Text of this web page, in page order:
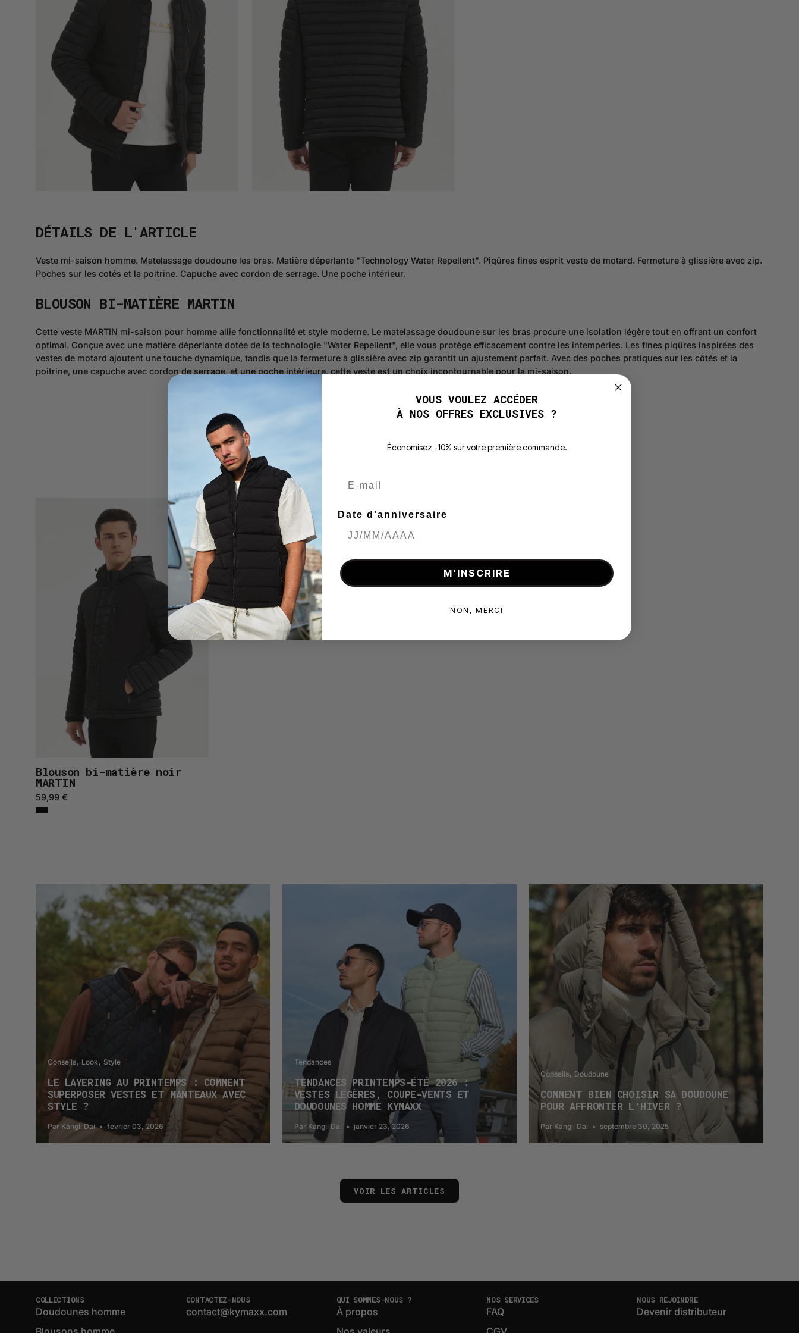
DÉTAILS DE L'ARTICLE
Veste mi-saison homme. Matelassage doudoune les bras. Matière déperlante "Technology Water Repellent". Piqûres fines esprit veste de motard. Fermeture à glissière avec zip.
Poches sur les cotés et la poitrine. Capuche avec cordon de serrage. Une poche intérieur.
BLOUSON BI-MATIÈRE MARTIN
Cette veste MARTIN mi-saison pour homme allie fonctionnalité et style moderne. Le matelassage doudoune sur les bras procure une isolation légère tout en offrant un confort
optimal. Conçue avec une matière déperlante dotée de la technologie "Water Repellent", elle vous protège efficacement contre les intempéries. Les fines piqûres inspirées des
vestes de motard ajoutent une touche dynamique, tandis que la fermeture à glissière avec zip garantit un ajustement parfait. Avec des poches pratiques sur les côtés et la
poitrine, une capuche avec cordon de serrage, et une poche intérieure, cette veste est un choix incontournable pour la mi-saison.
bi
-
matière
MARTIN
Blouson bi-matière noir
MARTIN
59,99 €
Conseils Look Style
LE LAYERING AU PRINTEMPS : COMMENT
SUPERPOSER VESTES ET MANTEAUX AVEC
STYLE ?
Par Kangli Dai février 03, 2026
Tendances
TENDANCES PRINTEMPS-ÉTÉ 2026 :
VESTES LÉGÈRES, COUPE-VENTS ET
DOUDOUNES HOMME KYMAXX
Par Kangli Dai janvier 23, 2026
Conseils Doudoune
COMMENT BIEN CHOISIR SA DOUDOUNE
POUR AFFRONTER L’HIVER ?
Par Kangli Dai septembre 30, 2025
VOIR LES ARTICLES
COLLECTIONS
Doudounes homme
CONTACTEZ-NOUS
contact@kymaxx.com
QUI SOMMES-NOUS ?
À propos
NOS SERVICES
FAQ
NOUS REJOINDRE
Devenir distributeur
VOUS VOULEZ ACCÉDER
À NOS OFFRES EXCLUSIVES ?
Économisez -10% sur votre première commande.
Date d'anniversaire
M’INSCRIRE
NON, MERCI